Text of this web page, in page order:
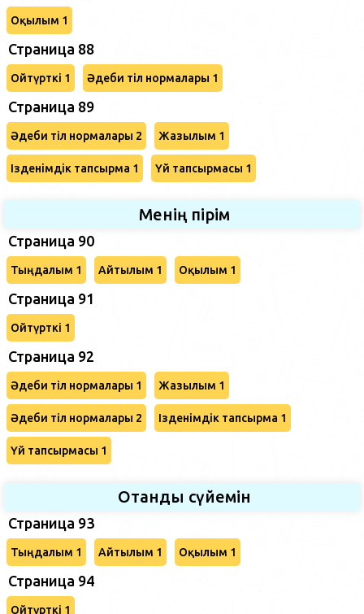
Оқылым 1
Страница 88
Ойтүрткі 1 Әдеби тіл нормалары 1
Страница 89
Әдеби тіл нормалары 2 Жазылым 1
Ізденімдік тапсырма 1 Үй тапсырмасы 1
Менің пірім
Страница 90
Тыңдалым 1 Айтылым 1 Оқылым 1
Страница 91
Ойтүрткі 1
Страница 92
Әдеби тіл нормалары 1 Жазылым 1
Әдеби тіл нормалары 2 Ізденімдік тапсырма 1
Үй тапсырмасы 1
Отанды сүйемін
Страница 93
Тыңдалым 1 Айтылым 1 Оқылым 1
Страница 94
Ойтүрткі 1